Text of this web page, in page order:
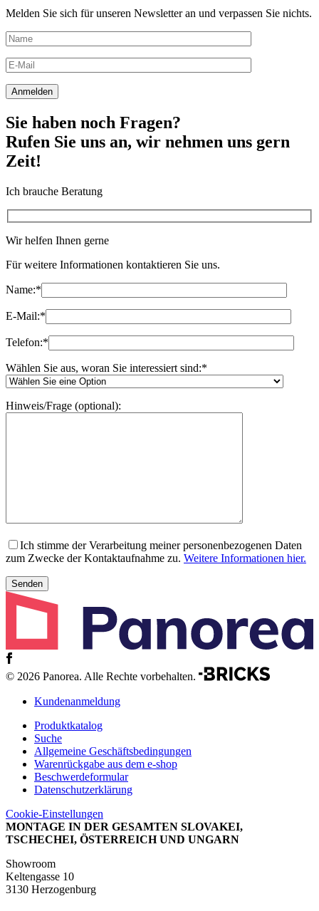
Melden Sie sich für unseren Newsletter an und verpassen Sie nichts.
Sie haben noch Fragen?
Rufen Sie uns an, wir nehmen uns gern
Zeit!
Ich brauche Beratung
Wir helfen Ihnen gerne
Für weitere Informationen kontaktieren Sie uns.
Name:*
E-Mail:*
Telefon:*
Wählen Sie aus, woran Sie interessiert sind:*
Hinweis/Frage (optional):
Ich stimme der Verarbeitung meiner personenbezogenen Daten
zum Zwecke der Kontaktaufnahme zu. Weitere Informationen hier.
© 2026 Panorea. Alle Rechte vorbehalten.
Kundenanmeldung
Produktkatalog
Suche
Allgemeine Geschäftsbedingungen
Warenrückgabe aus dem e-shop
Beschwerdeformular
Datenschutzerklärung
Cookie-Einstellungen
MONTAGE IN DER GESAMTEN SLOVAKEI,
TSCHECHEI, ÖSTERREICH UND UNGARN
Showroom
Keltengasse 10
3130 Herzogenburg